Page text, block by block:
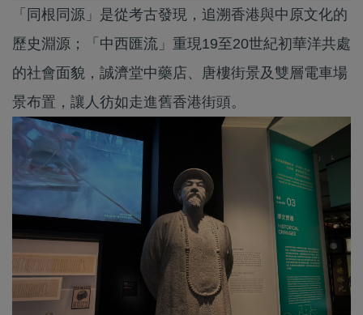
「同根同源」是從考古發現，追溯香港與中原文化的
歷史淵源；「中西匯流」重現19至20世紀初華洋共處
的社會面貌，誠濟堂中藥店、唐樓街景及雙層電車場
景布置，讓人彷如走進舊香港街頭。